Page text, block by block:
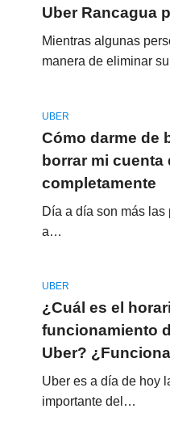
Uber Rancagua
Mientras algunas
manera de eliminar
UBER
Cómo darme de
borrar mi cuenta
completamente
Día a día son más
a…
UBER
¿Cuál es el
funcionamiento
Uber?
Uber es a día de hoy
importante del…